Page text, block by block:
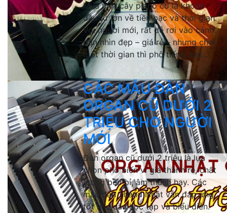
Mua một cây piano cơ là khoản
đầu tư lớn về tiền bạc và thời gian.
Với người mới, rất dễ rơi vào cảnh:
đàn nhìn đẹp – giá rẻ – nhưng chơi
một thời gian thì phô tiếng, kẹt...
CÁC MẪU ĐÀN
ORGAN CŨ DƯỚI 2
TRIỆU CHO NGƯỜI
MỚI
Đàn organ cũ dưới 2 triệu là lựa
chọn phổ biến vì giá thành rẻ, chất
lượng bền bỉ, âm thanh hay. Các
mẫu đàn 2hand Nhật vẫn đáp ứng
tốt nhu cầu học tập và biểu diễn.